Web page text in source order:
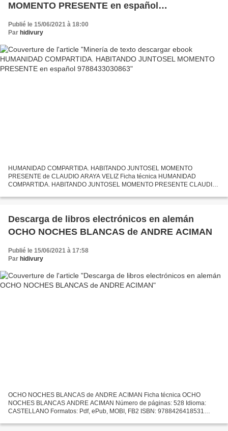
MOMENTO PRESENTE en español
Publié le 15/06/2021 à 18:00
Par hidivury
HUMANIDAD COMPARTIDA. HABITANDO JUNTOSEL MOMENTO
PRESENTE de CLAUDIO ARAYA VELIZ Ficha técnica HUMANIDAD
COMPARTIDA. HABITANDO JUNTOSEL MOMENTO PRESENTE CLAUDIO
Pdf, ePub, MOBI, FB2 ISBN:...
Descarga de libros electrónicos en alemán
OCHO NOCHES BLANCAS de ANDRE ACIMAN
Publié le 15/06/2021 à 17:58
Par hidivury
OCHO NOCHES BLANCAS de ANDRE ACIMAN Ficha técnica OCHO
NOCHES BLANCAS ANDRE ACIMAN Número de páginas: 528 Idioma:
CASTELLANO Formatos: Pdf, ePub, MOBI, FB2 ISBN: 9788426418531
de libros...